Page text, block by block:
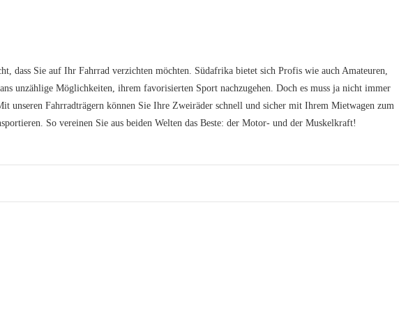
dass Sie auf Ihr Fahrrad verzichten möchten. Südafrika bietet sich Profis wie auch Amateuren,
unzählige Möglichkeiten, ihrem favorisierten Sport nachzugehen. Doch es muss ja nicht immer
unseren Fahrradträgern können Sie Ihre Zweiräder schnell und sicher mit Ihrem Mietwagen zum
So vereinen Sie aus beiden Welten das Beste: der Motor- und der Muskelkraft!